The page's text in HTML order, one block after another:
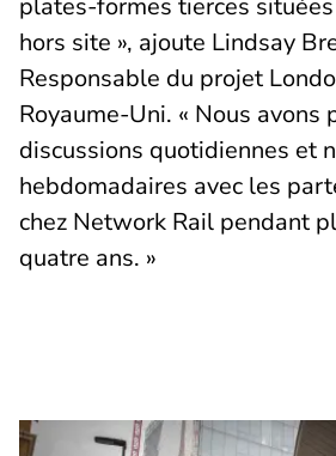
plates-formes tierces
hors site », ajoute Lindsay
Responsable du projet
Royaume-Uni. « Nous avons
discussions quotidiennes et
hebdomadaires avec les
chez Network Rail pendant
quatre ans. »